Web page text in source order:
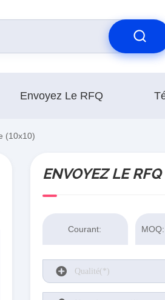
Envoyez Le RFQ
(10x10)
ENVOYEZ LE RFQ
Courant: MOQ: